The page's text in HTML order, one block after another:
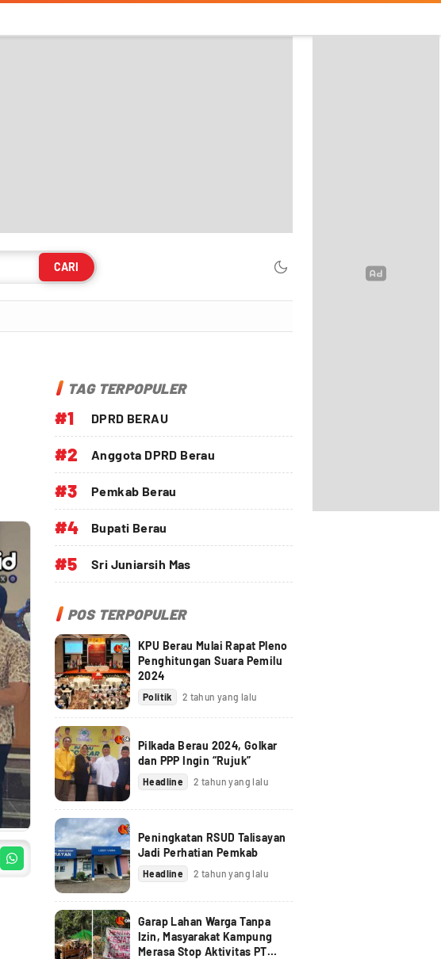
CARI
TAG TERPOPULER
#1 DPRD BERAU
#2 Anggota DPRD Berau
#3 Pemkab Berau
#4 Bupati Berau
#5 Sri Juniarsih Mas
POS TERPOPULER
KPU Berau Mulai Rapat Pleno
Penghitungan Suara Pemilu
2024
Politik 2 tahun yang lalu
Pilkada Berau 2024, Golkar
dan PPP Ingin “Rujuk”
Headline 2 tahun yang lalu
Peningkatan RSUD Talisayan
Jadi Perhatian Pemkab
Headline 2 tahun yang lalu
Garap Lahan Warga Tanpa
Izin, Masyarakat Kampung
Merasa Stop Aktivitas PT